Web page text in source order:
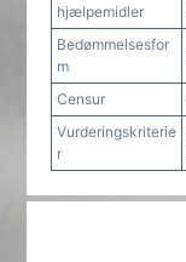
hjælpemidler
Bedømmelsesfor
m
Censur
Vurderingskriterie
r